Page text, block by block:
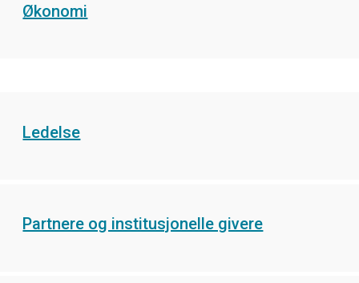
Økonomi
Ledelse
Partnere og institusjonelle givere